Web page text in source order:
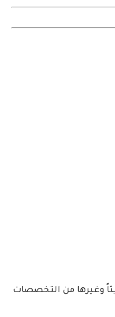
وغيرها من التخصصات